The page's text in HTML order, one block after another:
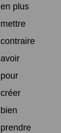
en plus
mettre
contraire
avoir
pour
créer
bien
prendre